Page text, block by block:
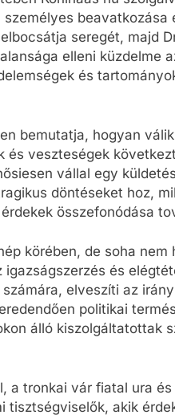
seregét, majd
elleni küzdelme
és
bemutatja, hogyan
veszteségek
vállal egy
döntéseket hoz,
összefonódása
körében, de soha
és
elveszíti az
politikai
álló kiszolgáltatottak
a tronkai vár fiatal ura
tisztségviselők, akik